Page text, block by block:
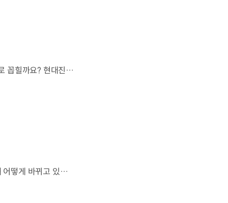
오랫동안 미래 에너지로 사용되어 온 수소.왜 지금까지도 중요한 선택지로 꼽힐까요? 현대진행형 팟캐스트 EP.21에서 확인하세요.📻 #현대자동차그룹 #현대진행형 #모빌리티팟캐스트 #수소전기차 #수소에너지 #연료 #미래모빌리티 #모빌리티
엔진으로 움직이는 기계로 여겨졌던 자동차.배터리와 소프트웨어를 통해 어떻게 바뀌고 있을까요? 현대진행형 팟캐스트 EP.21에서 확인하세요.📻 #현대자동차그룹 #현대진행형 #모빌리티팟캐스트 #SDV #전기차 #연료 #미래모빌리티 #모빌리티